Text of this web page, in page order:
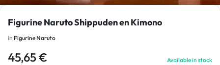
Figurine Naruto Shippuden en Kimono
in Figurine Naruto
45,65€ Available in stock